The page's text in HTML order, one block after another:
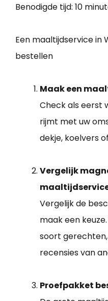
Benodigde tijd: 10
Een maaltijdservice in
bestellen
Maak een
Check als eerst
rijmt met uw
dekje, koelvers
Vergelijk
Vergelijk de
maak een
soort
recensies van
Proefpakket